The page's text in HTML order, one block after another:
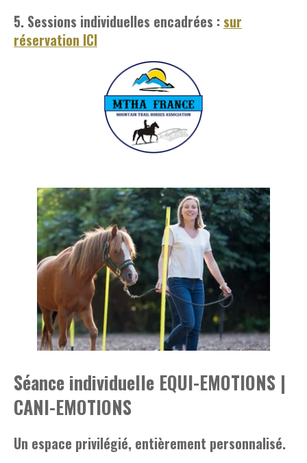
5. Sessions individuelles encadrées : sur
réservation ICI
Séance individuelle EQUI-EMOTIONS |
CANI-EMOTIONS
Un espace privilégié, entièrement personnalisé.